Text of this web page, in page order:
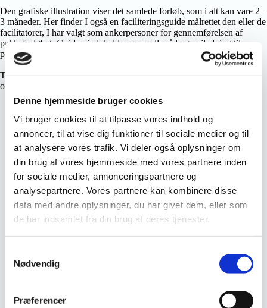
Denne hjemmeside bruger cookies
Vi bruger cookies til at tilpasse vores indhold og
annoncer, til at vise dig funktioner til sociale medier og til
at analysere vores trafik. Vi deler også oplysninger om
din brug af vores hjemmeside med vores partnere inden
for sociale medier, annonceringspartnere og
analysepartnere. Vores partnere kan kombinere disse
data med andre oplysninger, du har givet dem, eller som
de har indsamlet fra din brug af deres tjenester.
Nødvendig
Præferencer
Den grafiske illustration viser det samlede forløb, som i alt kan vare 2–
3 måneder. Her finder I også en faciliteringsguide målrettet den eller de
facilitatorer, I har valgt som ankerpersoner for gennemførelsen af
pakkeforløbet. Guiden indeholder generelle råd og vejledning til
planlægning, gennemførelse og opfølgning.
Til hver enkelt aktivitet i forløbet er der udviklet inspirationsmaterialer
og metoder, som kan findes længere nede på siden.
Øg trivsel og faglighed for vejlederne gennem
sparringsmøder, der styrker kvaliteten i vejledningen